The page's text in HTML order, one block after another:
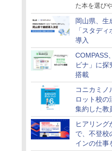
た本を選び
岡山県、生
「スタデ
導入
COMPASS
ビナ」に探
搭載
コニカミノ
ロット校の
集約した教
公開
ヒアリング
で、不登校
インの仕事